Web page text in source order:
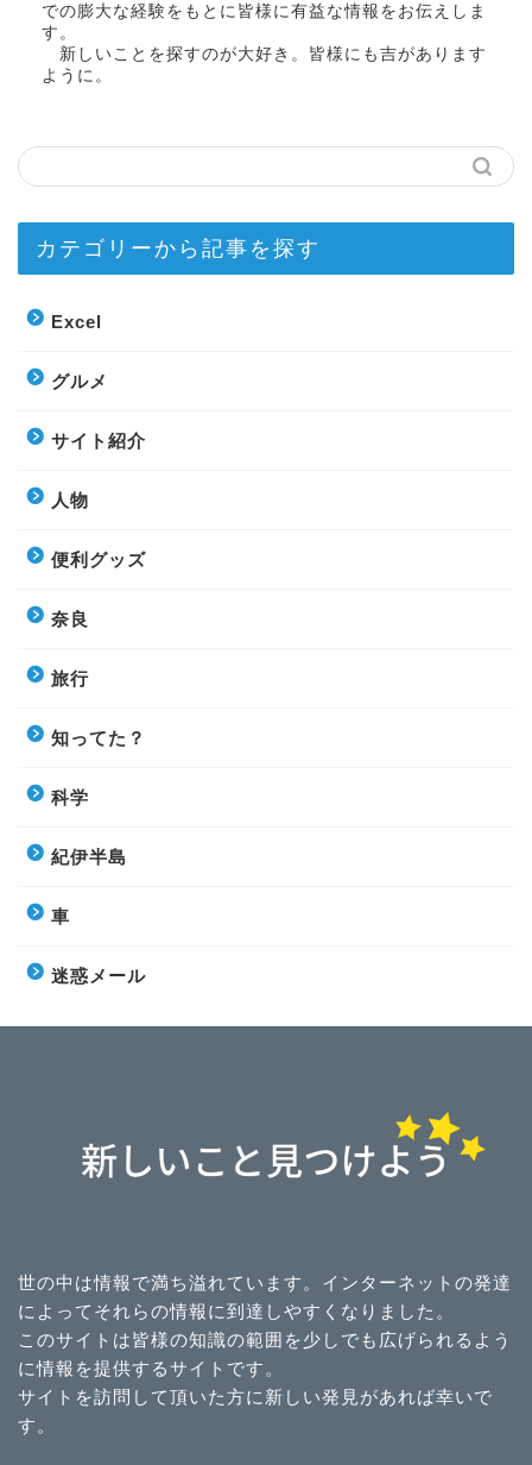
での膨大な経験をもとに皆様に有益な情報をお伝えしま
す。
新しいことを探すのが大好き。皆様にも吉があります
ように。
カテゴリーから記事を探す
Excel
グルメ
サイト紹介
人物
便利グッズ
奈良
旅行
知ってた？
科学
紀伊半島
車
迷惑メール
世の中は情報で満ち溢れています。インターネットの発達
によってそれらの情報に到達しやすくなりました。
このサイトは皆様の知識の範囲を少しでも広げられるよう
に情報を提供するサイトです。
サイトを訪問して頂いた方に新しい発見があれば幸いで
す。